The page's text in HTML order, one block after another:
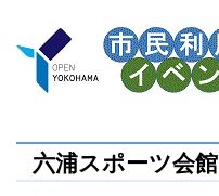
六浦スポーツ会館